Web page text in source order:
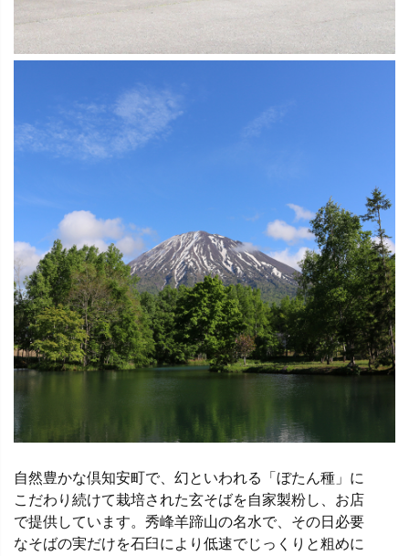
自然豊かな倶知安町で、幻といわれる「ぼたん種」に
こだわり続けて栽培された玄そばを自家製粉し、お店
で提供しています。秀峰羊蹄山の名水で、その日必要
なそばの実だけを石臼により低速でじっくりと粗めに